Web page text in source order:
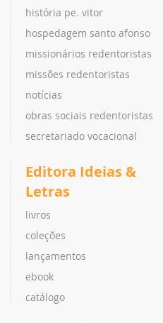
história pe. vitor
hospedagem santo afonso
missionários redentoristas
missões redentoristas
notícias
obras sociais redentoristas
secretariado vocacional
Editora Ideias &
Letras
livros
coleções
lançamentos
ebook
catálogo